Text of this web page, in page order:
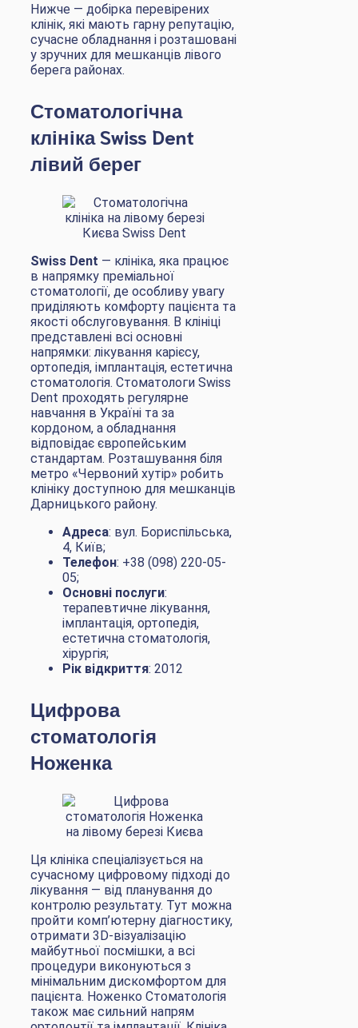
Нижче — добірка перевірених
клінік, які мають гарну репутацію,
сучасне обладнання і розташовані
у зручних для мешканців лівого
берега районах.
Стоматологічна
клініка Swiss Dent
лівий берег
Swiss Dent — клініка, яка працює
в напрямку преміальної
стоматології, де особливу увагу
приділяють комфорту пацієнта та
якості обслуговування. В клініці
представлені всі основні
напрямки: лікування карієсу,
ортопедія, імплантація, естетична
стоматологія. Стоматологи Swiss
Dent проходять регулярне
навчання в Україні та за
кордоном, а обладнання
відповідає європейським
стандартам. Розташування біля
метро «Червоний хутір» робить
клініку доступною для мешканців
Дарницького району.
Адреса: вул. Бориспільська,
4, Київ;
Телефон: +38 (098) 220-05-
05;
Основні послуги:
терапевтичне лікування,
імплантація, ортопедія,
естетична стоматологія,
хірургія;
Рік відкриття: 2012
Цифрова
стоматологія
Ноженка
Ця клініка спеціалізується на
сучасному цифровому підході до
лікування — від планування до
контролю результату. Тут можна
пройти комп’ютерну діагностику,
отримати 3D-візуалізацію
майбутньої посмішки, а всі
процедури виконуються з
мінімальним дискомфортом для
пацієнта. Ноженко Стоматологія
також має сильний напрям